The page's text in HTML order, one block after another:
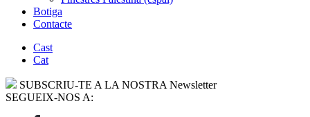
Botiga
Contacte
Cast
Cat
SUBSCRIU-TE A LA NOSTRA Newsletter
SEGUEIX-NOS A: